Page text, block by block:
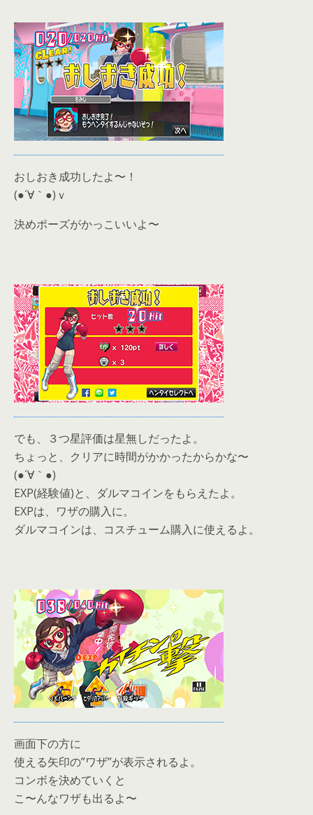
おしおき成功したよ〜！
(●´∀｀●)ｖ
決めポーズがかっこいいよ〜
でも、３つ星評価は星無しだったよ。
ちょっと、クリアに時間がかかったからかな〜
(●´∀｀●)
EXP(経験値)と、ダルマコインをもらえたよ。
EXPは、ワザの購入に。
ダルマコインは、コスチューム購入に使えるよ。
画面下の方に
使える矢印の”ワザ”が表示されるよ。
コンボを決めていくと
こ〜んなワザも出るよ〜